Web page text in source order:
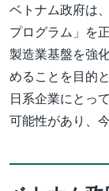
ベトナム政府は
プログラム」を
製造業基盤を強
めることを目的
日系企業にとっ
可能性があり、